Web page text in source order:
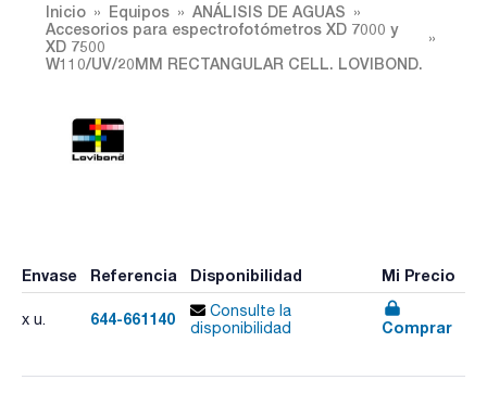
Inicio Equipos
ANÁLISIS DE AGUAS
Accesorios para espectrofotómetros XD 7000 y
XD 7500
W110/UV/20MM RECTANGULAR CELL. LOVIBOND.
Envase Referencia Disponibilidad Mi Precio
x u. 644-661140
Consulte la
disponibilidad
Comprar